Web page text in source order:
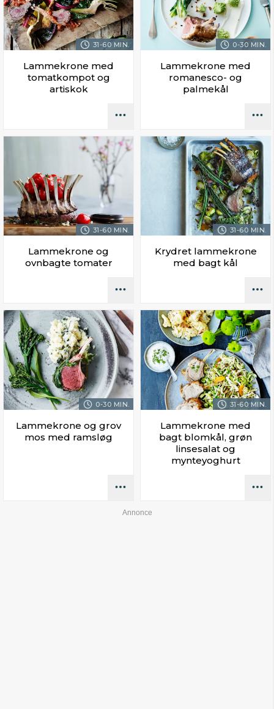
31-60 MIN.
Lammekrone med
tomatkompot og
artiskok
0-30 MIN.
Lammekrone med
romanesco- og
palmekål
31-60 MIN.
Lammekrone og
ovnbagte tomater
31-60 MIN.
Krydret lammekrone
med bagt kål
0-30 MIN.
Lammekrone og grov
mos med ramsløg
31-60 MIN.
Lammekrone med
bagt blomkål, grøn
linsesalat og
mynteyoghurt